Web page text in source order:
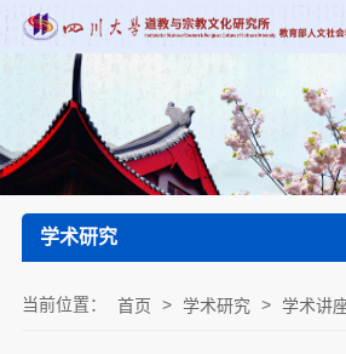
学术研究
当前位置： 首页 > 学术研究 > 学术讲